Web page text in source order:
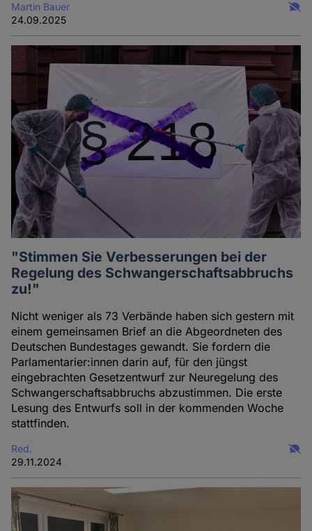
Martin Bauer
24.09.2025
"Stimmen Sie Verbesserungen bei der
Regelung des Schwangerschaftsabbruchs
zu!"
Nicht weniger als 73 Verbände haben sich gestern mit
einem gemeinsamen Brief an die Abgeordneten des
Deutschen Bundestages gewandt. Sie fordern die
Parlamentarier:innen darin auf, für den jüngst
eingebrachten Gesetzentwurf zur Neuregelung des
Schwangerschaftsabbruchs abzustimmen. Die erste
Lesung des Entwurfs soll in der kommenden Woche
stattfinden.
Red.
29.11.2024